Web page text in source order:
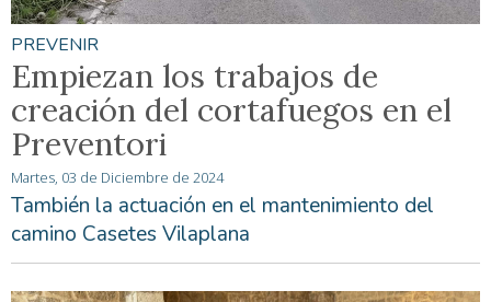
PREVENIR
Empiezan los trabajos de
creación del cortafuegos en el
Preventori
Martes, 03 de Diciembre de 2024
También la actuación en el mantenimiento del
camino Casetes Vilaplana